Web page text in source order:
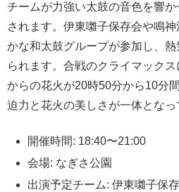
チームが力強い太鼓の音色を響
されます。伊東囃子保存会や鳴
かな和太鼓グループが参加し、
られます。合戦のクライマック
からの花火が20時50分から10分
迫力と花火の美しさが一体となっ
開催時間: 18:40〜21:00
会場: なぎさ公園
出演予定チーム: 伊東囃子保